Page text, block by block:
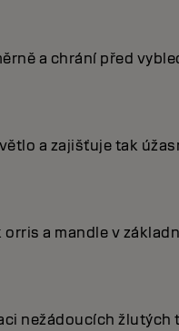
a chrání před
a zajišťuje tak
a mandle v
nežádoucích žlutých